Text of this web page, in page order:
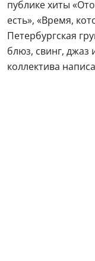
публике хиты
есть», «Время,
Петербургская
блюз, свинг, джаз
коллектива